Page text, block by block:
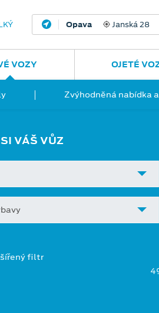
Opava Janská 28
VOZY
Zvýhodněná nabídka
OJETÉ
VÁŠ VŮZ
filtr